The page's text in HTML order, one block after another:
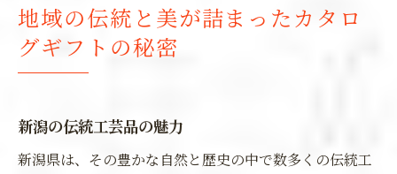
地域の伝統と美が詰まったカタロ
グギフトの秘密
新潟の伝統工芸品の魅力
新潟県は、その豊かな自然と歴史の中で数多くの伝統工